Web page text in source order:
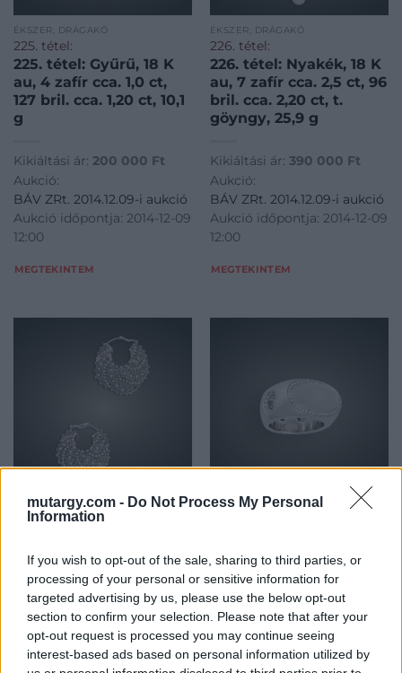
mutargy.com - Do Not Process My Personal
Information
If you wish to opt-out of the sale, sharing to third parties, or
processing of your personal or sensitive information for
targeted advertising by us, please use the below opt-out
section to confirm your selection. Please note that after your
opt-out request is processed you may continue seeing
interest-based ads based on personal information utilized by
ÉKSZER, DRÁGAKŐ
225. tétel:
225. tétel: Gyűrű, 18 K
au, 4 zafír cca. 1,0 ct,
127 bril. cca. 1,20 ct, 10,1
g
Kikiáltási ár: 200 000 Ft
Aukció:
BÁV ZRt. 2014.12.09-i aukció
Aukció időpontja: 2014-12-09
12:00
MEGTEKINTEM
ÉKSZER, DRÁGAKŐ
226. tétel:
226. tétel: Nyakék, 18 K
au, 7 zafír cca. 2,5 ct, 96
bril. cca. 2,20 ct, t.
göyngy, 25,9 g
Kikiáltási ár: 390 000 Ft
Aukció:
BÁV ZRt. 2014.12.09-i aukció
Aukció időpontja: 2014-12-09
12:00
MEGTEKINTEM
ÉKSZER, DRÁGAKŐ
K au, 27,7 g
Kikiáltási ár:340 000Ft
Aukció:
BÁV ZRt. 2014.12.09-i aukció
ÉKSZER, DRÁGAKŐ
holdkő, 98 bril. cca. 1,0
ct, 43,5 g
Kikiáltási ár: 350 000Ft
Aukció:
BÁV ZRt. 2014.12.09-i aukció